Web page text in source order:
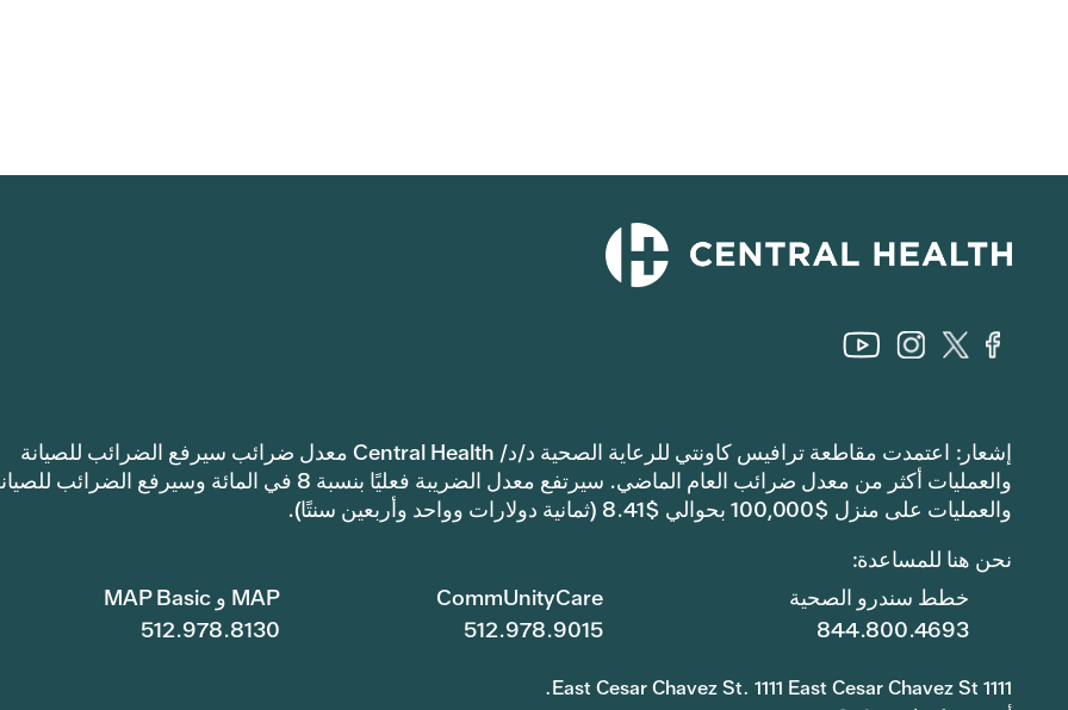
إشعار: اعتمدت مقاطعة ترافيس كاونتي للرعاية الصحية د/د/ Central Health معدل ضرائب سيرفع الضرائب للصيانة
والعمليات أكثر من معدل ضرائب العام الماضي. سيرتفع معدل الضريبة فعليًا بنسبة 8 في المائة وسيرفع الضرائب
والعمليات على منزل $100,000 بحوالي $8.41 (ثمانية دولارات وواحد وأربعين سنتًا).
نحن هنا للمساعدة:
MAP و MAP Basic
512.978.8130
CommUnityCare
512.978.9015
خطط سندرو الصحية
844.800.4693
1111 East Cesar Chavez St. 1111 East Cesar Chavez St.